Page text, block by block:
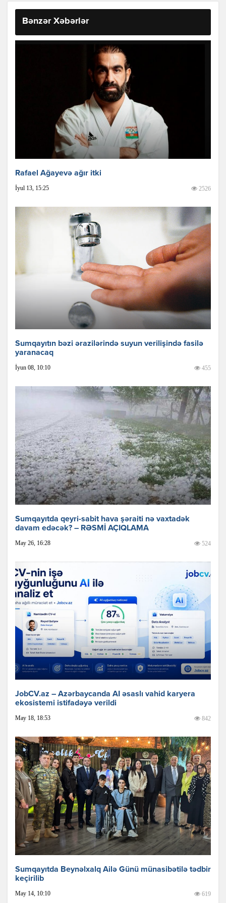
Bənzər Xəbərlər
Rafael Ağayevə ağır itki
İyul 13, 15:25 2526
Sumqayıtın bəzi ərazilərində suyun verilişində fasilə
yaranacaq
İyun 08, 10:10 455
Sumqayıtda qeyri-sabit hava şəraiti nə vaxtadək
davam edəcək? – RƏSMİ AÇIQLAMA
May 26, 16:28 524
JobCV.az – Azərbaycanda AI əsaslı vahid karyera
ekosistemi istifadəyə verildi
May 18, 18:53 842
Sumqayıtda Beynəlxalq Ailə Günü münasibətilə tədbir
keçirilib
May 14, 10:10 619